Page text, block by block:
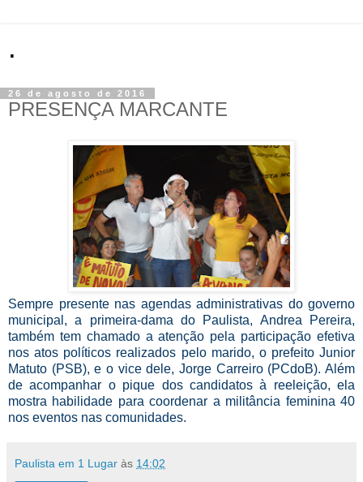
.
26 de agosto de 2016
PRESENÇA MARCANTE
Sempre presente nas agendas administrativas do governo
municipal, a primeira-dama do Paulista, Andrea Pereira,
também tem chamado a atenção pela participação efetiva
nos atos políticos realizados pelo marido, o prefeito Junior
Matuto (PSB), e o vice dele, Jorge Carreiro (PCdoB). Além
de acompanhar o pique dos candidatos à reeleição, ela
mostra habilidade para coordenar a militância feminina 40
nos eventos nas comunidades.
Paulista em 1 Lugar às 14:02